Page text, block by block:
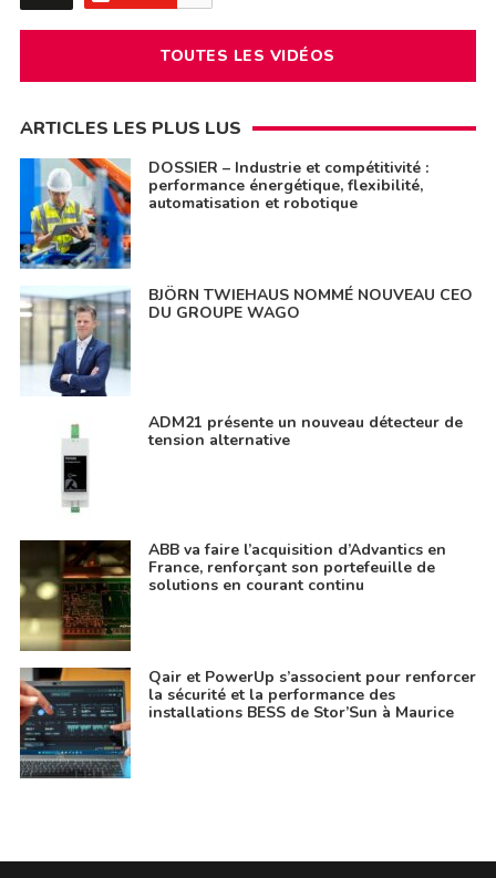
TOUTES LES VIDÉOS
ARTICLES LES PLUS LUS
DOSSIER – Industrie et compétitivité :
performance énergétique, flexibilité,
automatisation et robotique
BJÖRN TWIEHAUS NOMMÉ NOUVEAU CEO
DU GROUPE WAGO
ADM21 présente un nouveau détecteur de
tension alternative
ABB va faire l’acquisition d’Advantics en
France, renforçant son portefeuille de
solutions en courant continu
Qair et PowerUp s’associent pour renforcer
la sécurité et la performance des
installations BESS de Stor’Sun à Maurice